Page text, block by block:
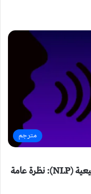
مترجم
التعلم العميق لمعالجة اللغات الطبيعية (NLP): نظرة عامة